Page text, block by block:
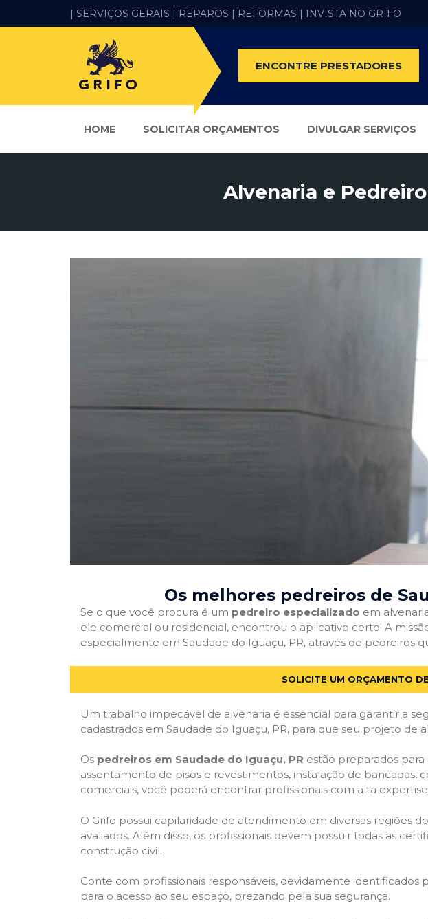
| SERVIÇOS GERAIS | REPAROS | REFORMAS | INVISTA NO GRIFO
ENCONTRE PRESTADORES
HOME SOLICITAR ORÇAMENTOS DIVULGAR SERVIÇOS
Alvenaria e
Os melhores pedreiros de
Se o que você procura é um pedreiro especializado em
ele comercial ou residencial, encontrou o aplicativo certo! A
especialmente em Saudade do Iguaçu, PR, através de pedreiros
SOLICITE UM ORÇAMENTO
Um trabalho impecável de alvenaria é essencial para garantir a
cadastrados em Saudade do Iguaçu, PR, para que seu projeto de
Os pedreiros em Saudade do Iguaçu, PR estão preparados
assentamento de pisos e revestimentos, instalação de
comerciais, você poderá encontrar profissionais com alta
O Grifo possui capilaridade de atendimento em diversas regiões
avaliados. Além disso, os profissionais devem possuir todas as
construção civil.
Conte com profissionais responsáveis, devidamente
para o acesso ao seu espaço, prezando pela sua segurança.